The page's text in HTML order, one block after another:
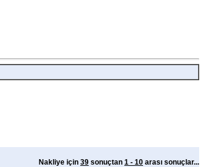
Nakliye için 39 sonuçtan 1 - 10 arası sonuçlar...